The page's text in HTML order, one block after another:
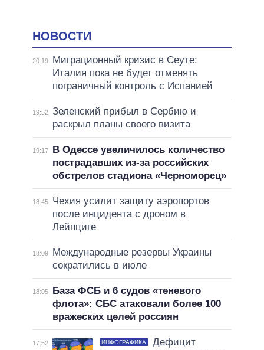
НОВОСТИ
20:19
Миграционный кризис в Сеуте:
Италия пока не будет отменять
пограничный контроль с Испанией
19:52 Зеленский прибыл в Сербию и
раскрыл планы своего визита
19:17
В Одессе увеличилось количество
пострадавших из-за российских
обстрелов стадиона «Черноморец»
18:45
Чехия усилит защиту аэропортов
после инцидента с дроном в
Лейпциге
18:09
Международные резервы Украины
сократились в июле
18:05
База ФСБ и 6 судов «теневого
флота»: СБС атаковали более 100
вражеских целей россиян
17:52 ИНФОГРАФИКА
Дефицит